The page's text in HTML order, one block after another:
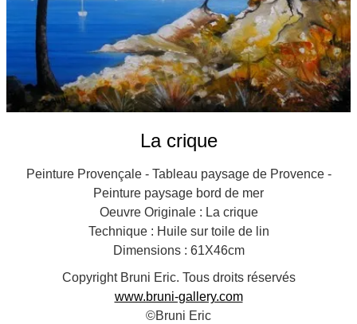
La crique
Peinture Provençale - Tableau paysage de Provence -
Peinture paysage bord de mer
Oeuvre Originale : La crique
Technique : Huile sur toile de lin
Dimensions : 61X46cm
Copyright Bruni Eric. Tous droits réservés
www.bruni-gallery.com
©Bruni Eric